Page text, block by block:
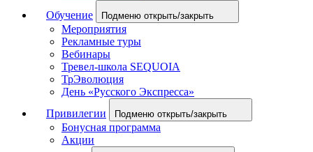
Обучение
Подменю открыть/закрыть
Мероприятия
Рекламные туры
Вебинары
Тревел-школа SEQUOIA
ТрЭволюция
День «Русского Экспресса»
Привилегии
Подменю открыть/закрыть
Бонусная программа
Акции